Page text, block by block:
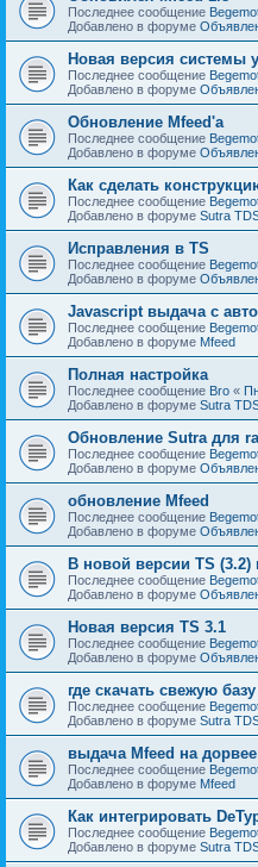
Последнее сообщение
Добавлено в форуме
Новая версия системы
Последнее сообщение
Добавлено в форуме
Обновление Mfeed'а
Последнее сообщение
Добавлено в форуме
Как сделать
Последнее сообщение
Добавлено в форуме Sutra
Исправления в TS
Последнее сообщение
Добавлено в форуме
Javascript выдача с
Последнее сообщение
Добавлено в форуме Mfeed
Полная настройка
Последнее сообщение Bro «
Добавлено в форуме Sutra
Обновление Sutra для
Последнее сообщение
Добавлено в форуме
обновление Mfeed
Последнее сообщение
Добавлено в форуме
В новой версии TS (3.2)
Последнее сообщение
Добавлено в форуме
Новая версия TS 3.1
Последнее сообщение
Добавлено в форуме
где скачать свежую
Последнее сообщение
Добавлено в форуме Sutra
выдача Mfeed на
Последнее сообщение
Добавлено в форуме Mfeed
Как интегрировать
Последнее сообщение
Добавлено в форуме Sutra